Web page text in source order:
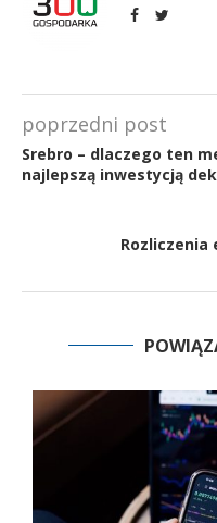
poprzedni post
Srebro – dlaczego ten
najlepszą inwestycją
Rozliczenia